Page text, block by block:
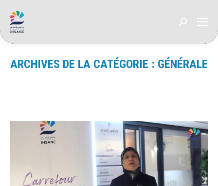
Recherche
ARCHIVES DE LA CATÉGORIE : GÉNÉRALE